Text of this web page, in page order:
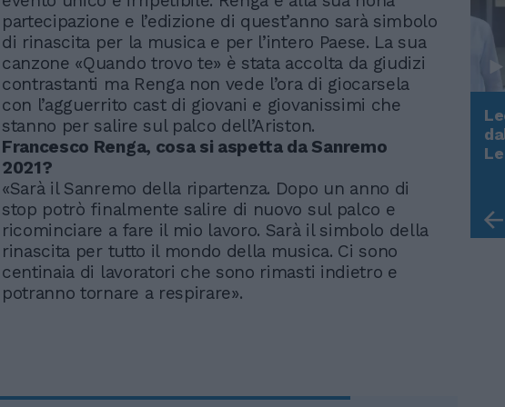
partecipazione e l’edizione di quest’anno sarà simbolo
di rinascita per la musica e per l’intero Paese. La sua
canzone «Quando trovo te» è stata accolta da giudizi
contrastanti ma Renga non vede l’ora di giocarsela
con l’agguerrito cast di giovani e giovanissimi che
stanno per salire sul palco dell’Ariston.
Francesco Renga, cosa si aspetta da Sanremo
2021?
«Sarà il Sanremo della ripartenza. Dopo un anno di
stop potrò finalmente salire di nuovo sul palco e
ricominciare a fare il mio lavoro. Sarà il simbolo della
rinascita per tutto il mondo della musica. Ci sono
centinaia di lavoratori che sono rimasti indietro e
potranno tornare a respirare».
Rudy Giuliani a Come States?
americana